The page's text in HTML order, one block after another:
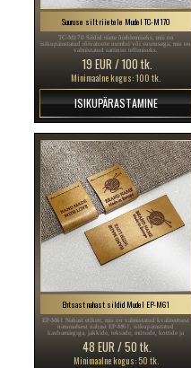
Suuruse silt riietele Mudel TC-M170
TC-M170 Sildid riiete õmblemiseks, mis on
isikupärastatud rõivatoote numbri või suurusega, mis on
valmistatud satiinist tellimiseks.
19 EUR / 100 tk.
Minimaalne kogus: 100 tk.
ISIKUPÄRASTAMINE
Ehtsast nahast sildid Mudel EP-M61
EP-M61 Nahast etikett, mis on valmistatud kvaliteetsest
naturaalsest nahast EP-M61, isikupärastatud
kaubamärgiga, jakkide, teksade, mütside, kottide ja
muude tekstiiltoodete õmblemiseks.
48 EUR / 50 tk.
Minimaalne kogus: 50 tk.